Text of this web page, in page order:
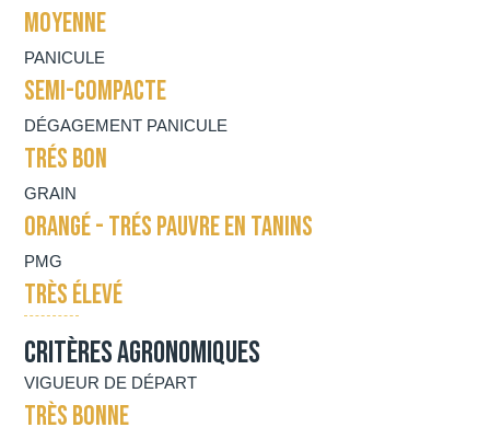
MOYENNE
PANICULE
SEMI-COMPACTE
DÉGAGEMENT PANICULE
TRÉS BON
GRAIN
ORANGÉ - TRÉS PAUVRE EN TANINS
PMG
TRÈS ÉLEVÉ
Critères agronomiques
VIGUEUR DE DÉPART
TRÈS BONNE